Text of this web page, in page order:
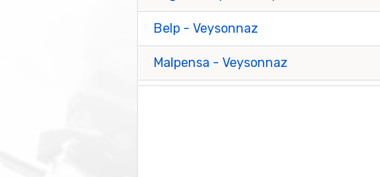
Belp - Veysonnaz
Malpensa - Veysonnaz